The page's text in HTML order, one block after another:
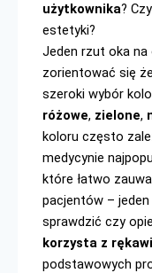
użytkownika?
Jeden rzut oka
zorientować się
szeroki wybór
różowe, zielone,
koloru często
medycynie
które łatwo
pacjentów –
sprawdzić czy
korzysta z
podstawowych